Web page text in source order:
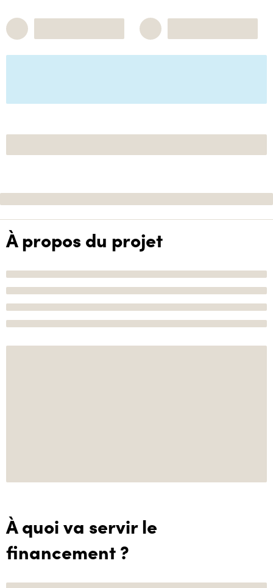
À propos du projet
À quoi va servir le
financement ?